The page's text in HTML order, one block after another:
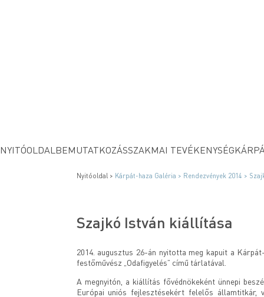
NYITÓOLDAL BEMUTATKOZÁSSZAKMAI TEVÉKENYSÉG
Nyitóoldal > Kárpát-haza Galéria > Rendezvények 2014 >
Szajkó István kiállítása
2014. augusztus 26-án nyitotta meg kapuit a
festőművész „Odafigyelés” című tárlatával.
A megnyitón, a kiállítás fővédnökeként ünnepi
Európai uniós fejlesztésekért felelős államtitkár,